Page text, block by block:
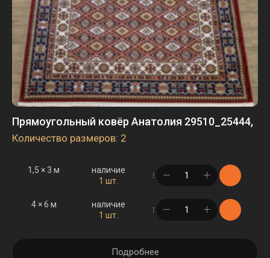
Прямоугольный ковёр Анатолия 29510_25444,
Количество размеров: 2
1,5 × 3 м
наличие
1 шт.
в корзине
4 × 6 м
наличие
1 шт.
в корзине
Подробнее